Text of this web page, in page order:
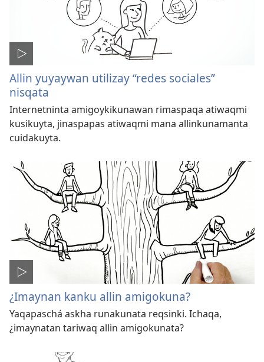
Allin yuyaywan utilizay “redes sociales”
nisqata
Internetninta amigoykikunawan rimaspaqa atiwaqmi
kusikuyta, jinaspapas atiwaqmi mana allinkunamanta
cuidakuyta.
¿Imaynan kanku allin amigokuna?
Yaqapaschá askha runakunata reqsinki. Ichaqa,
¿imaynatan tariwaq allin amigokunata?